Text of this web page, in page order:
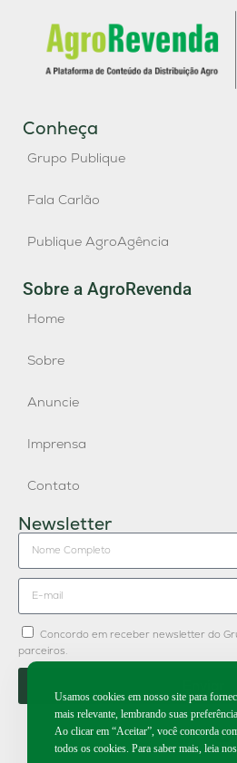
Conheça
Grupo Publique
Fala Carlão
Publique AgroAgência
Sobre a AgroRevenda
Home
Sobre
Anuncie
Imprensa
Contato
Newsletter
Concordo em receber newsletter do
parceiros.
Usamos cookies em nosso site para
mais relevante, lembrando suas
Ao clicar em “Aceitar”, você concorda
todos os cookies. Para saber mais, leia